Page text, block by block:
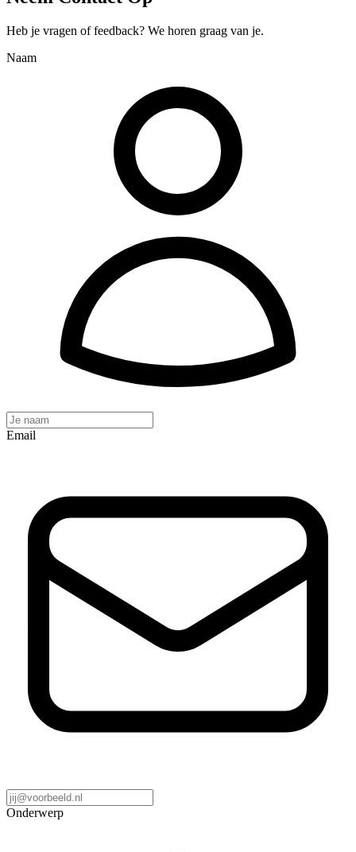
Heb je vragen of feedback? We horen graag van je.
Naam
Email
Onderwerp